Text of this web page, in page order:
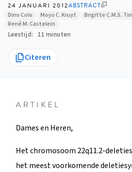
24 JANUARI 2012ABSTRACT
Dino Colo Moyo C. Kruyt
Brigitte C.M.S.
René M. Castelein
Leestijd 11 minuten
Citeren
ARTIKEL
Dames en Heren,
Het chromosoom 22q11.2-
het meest voorkomende